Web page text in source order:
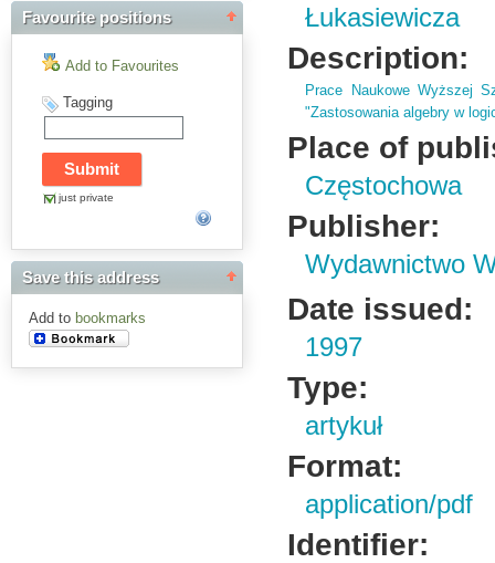
Favourite positions
Add to Favourites
Tagging
just private
Save this address
Add to bookmarks
Łukasiewicza
Description:
Prace Naukowe Wyższej
"Zastosowania algebry w
Place of
Częstochowa
Publisher:
Wydawnictwo
Date issued:
1997
Type:
artykuł
Format:
application/pdf
Identifier: